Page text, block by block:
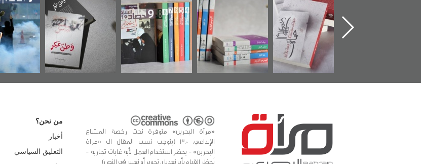
للوثائق البريطانية
يقدمه «مركز أوال»
في سلسلة من 5
كتب
جديدة لمعتقل
عسكري تصدر عن
«مرآة البحرين»
ويكيليكس
«مرآة البحرين» متوفرة تحت رخصة المشاع
الإبداعي، 3.0 (يتوجب نسب المقال الى «مراة
البحرين» - يحظر استخدام العمل لأية غايات تجارية -
يُحظر القيام بأي تعديل، تحوير أو تغيير في النص)
من نحن؟
أخبار
التعليق السياسي